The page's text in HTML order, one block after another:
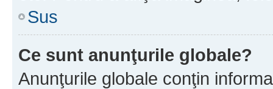
Sus
Ce sunt anunţurile globale?
Anunţurile globale conţin